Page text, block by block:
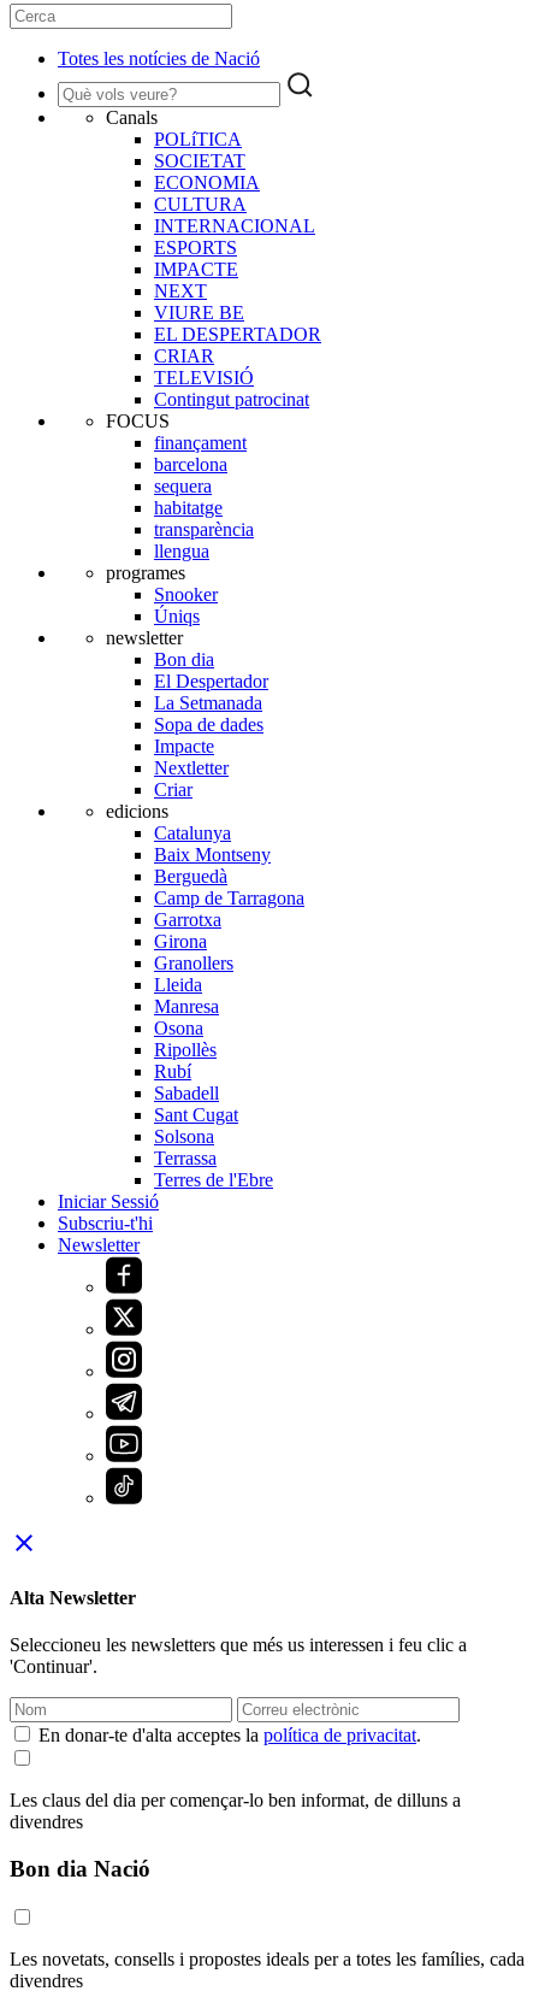
Totes les notícies de Nació
Canals
POLíTICA
SOCIETAT
ECONOMIA
CULTURA
INTERNACIONAL
ESPORTS
IMPACTE
NEXT
VIURE BE
EL DESPERTADOR
CRIAR
TELEVISIÓ
Contingut patrocinat
FOCUS
finançament
barcelona
sequera
habitatge
transparència
llengua
programes
Snooker
Úniqs
newsletter
Bon dia
El Despertador
La Setmanada
Sopa de dades
Impacte
Nextletter
Criar
edicions
Catalunya
Baix Montseny
Berguedà
Camp de Tarragona
Garrotxa
Girona
Granollers
Lleida
Manresa
Osona
Ripollès
Rubí
Sabadell
Sant Cugat
Solsona
Terrassa
Terres de l'Ebre
Iniciar Sessió
Subscriu-t'hi
Newsletter
close
Alta Newsletter
Seleccioneu les newsletters que més us interessen i feu clic a
'Continuar'.
En donar-te d'alta acceptes la política de privacitat.
Les claus del dia per començar-lo ben informat, de dilluns a
divendres
Bon dia Nació
Les novetats, consells i propostes ideals per a totes les famílies, cada
divendres